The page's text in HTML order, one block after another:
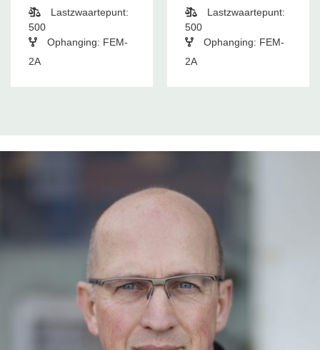
Lastzwaartepunt:
500
Ophanging: FEM-
2A
Lastzwaartepunt:
500
Ophanging: FEM-
2A